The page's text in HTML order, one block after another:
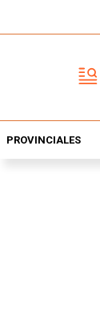
PROVINCIALES